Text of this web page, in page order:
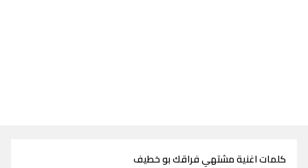
كلمات اغنية مشتهي فراقك بو خطيف